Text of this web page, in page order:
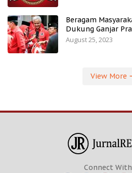
Beragam
Dukung Ganjar
August 25, 2023
View More
Connect